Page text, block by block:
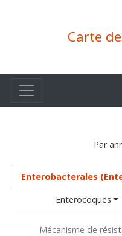
Carte
Par
Enterobacterales
Enterocoques
Mécanisme de